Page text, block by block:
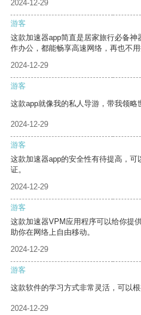
2024-12-29
游客
这款加速器app简直是居家旅行必备
作办公，都能畅享高速网络，再也不用
2024-12-29
游客
这款app就像我的私人导游，带我领略
2024-12-29
游客
这款加速器app的安全性有待提高，
证。
2024-12-29
游客
这款加速器VPM应用程序可以给你提
助你在网络上自由移动。
2024-12-29
游客
这款软件的学习方式非常灵活，可以
2024-12-29